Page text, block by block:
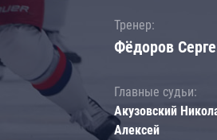
Тренер:
Фёдоров
Главные судьи:
Акузовский
Алексей